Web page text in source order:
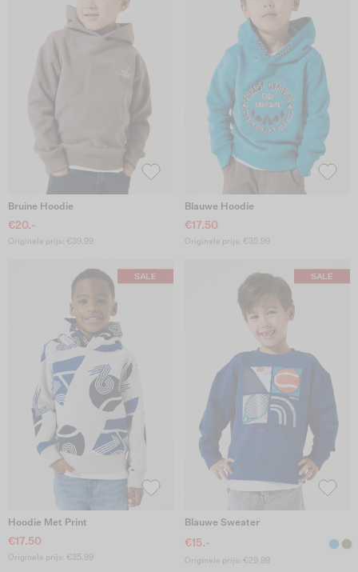
Bruine Hoodie
€20.-
Originele prijs: €39.99
Blauwe Hoodie
€17.50
Originele prijs: €35.99
Hoodie Met Print
€17.50
Originele prijs: €35.99
Blauwe Sweater
€15.-
Originele prijs: €29.99